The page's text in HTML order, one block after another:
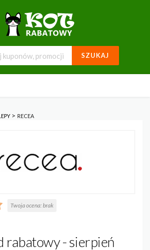
SZUKAJ
> RECEA
Twoja ocena:brak
rabatowy - sierpień